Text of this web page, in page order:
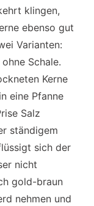
klingen,
ebenso gut
Varianten:
Schale.
Kerne
eine Pfanne
Salz
ständigem
sich der
nicht
gold-braun
nehmen und